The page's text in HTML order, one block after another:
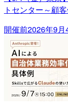
トセンター～顧
開催前2026年9月